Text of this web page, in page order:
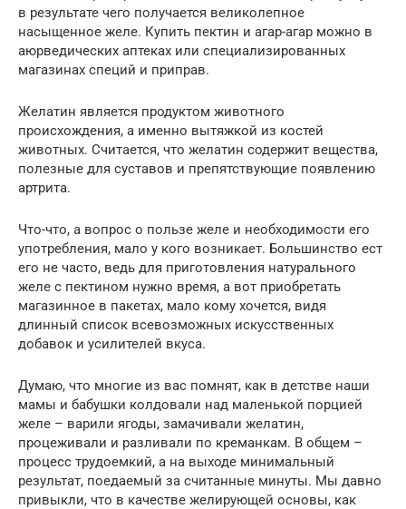
в результате чего получается великолепное
насыщенное желе. Купить пектин и агар-агар можно в
аюрведических аптеках или специализированных
магазинах специй и приправ.
Желатин является продуктом животного
происхождения, а именно вытяжкой из костей
животных. Считается, что желатин содержит вещества,
полезные для суставов и препятствующие появлению
артрита.
Что-что, а вопрос о пользе желе и необходимости его
употребления, мало у кого возникает. Большинство ест
его не часто, ведь для приготовления натурального
желе с пектином нужно время, а вот приобретать
магазинное в пакетах, мало кому хочется, видя
длинный список всевозможных искусственных
добавок и усилителей вкуса.
Думаю, что многие из вас помнят, как в детстве наши
мамы и бабушки колдовали над маленькой порцией
желе – варили ягоды, замачивали желатин,
процеживали и разливали по креманкам. В общем –
процесс трудоемкий, а на выходе минимальный
результат, поедаемый за считанные минуты. Мы давно
привыкли, что в качестве желирующей основы, как